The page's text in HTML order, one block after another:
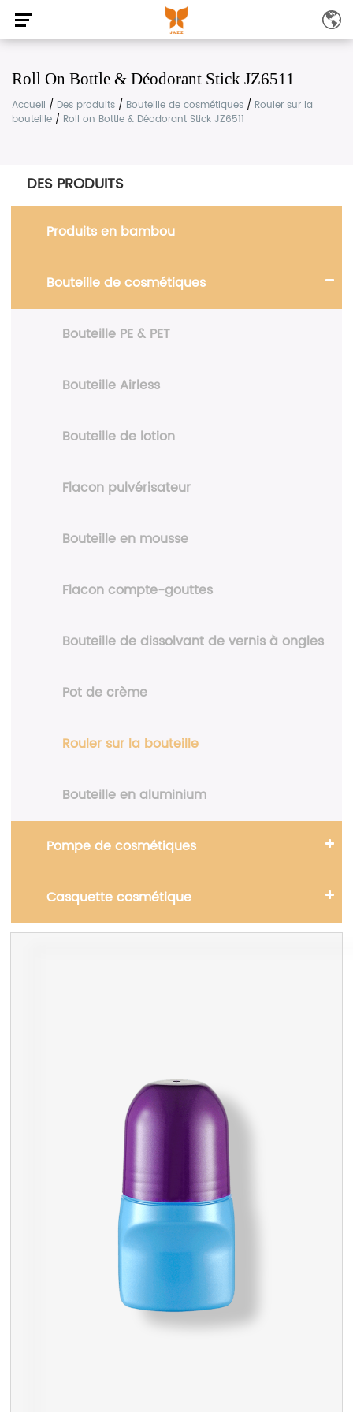
Roll On Bottle & Déodorant Stick JZ6511
Accueil / Des produits / Bouteille de cosmétiques / Rouler sur la
bouteille / Roll on Bottle & Déodorant Stick JZ6511
DES PRODUITS
Produits en bambou
Bouteille de cosmétiques
Bouteille PE & PET
Bouteille Airless
Bouteille de lotion
Flacon pulvérisateur
Bouteille en mousse
Flacon compte-gouttes
Bouteille de dissolvant de vernis à ongles
Pot de crème
Rouler sur la bouteille
Bouteille en aluminium
Pompe de cosmétiques
Casquette cosmétique